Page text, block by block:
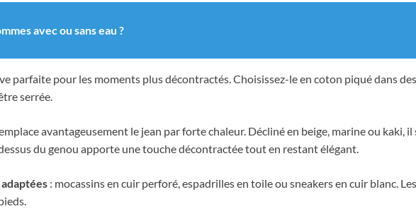
avec ou sans eau ?
parfaite pour les moments plus décontractés. Choisissez-le en coton piqué dans
serrée.
avantageusement le jean par forte chaleur. Décliné en beige, marine ou kaki,
du genou apporte une touche décontractée tout en restant élégant.
: mocassins en cuir perforé, espadrilles en toile ou sneakers en cuir blanc.